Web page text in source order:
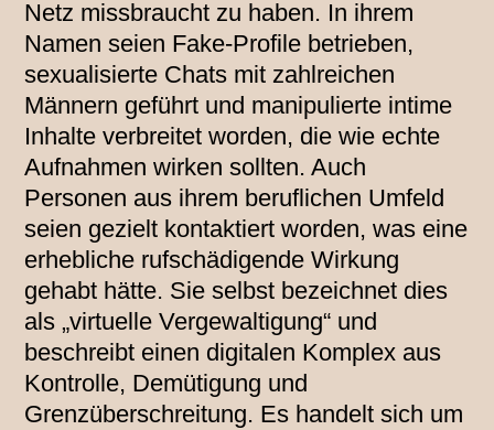
Netz missbraucht zu haben. In ihrem
Namen seien Fake-Profile betrieben,
sexualisierte Chats mit zahlreichen
Männern geführt und manipulierte intime
Inhalte verbreitet worden, die wie echte
Aufnahmen wirken sollten. Auch
Personen aus ihrem beruflichen Umfeld
seien gezielt kontaktiert worden, was eine
erhebliche rufschädigende Wirkung
gehabt hätte. Sie selbst bezeichnet dies
als „virtuelle Vergewaltigung“ und
beschreibt einen digitalen Komplex aus
Kontrolle, Demütigung und
Grenzüberschreitung. Es handelt sich um